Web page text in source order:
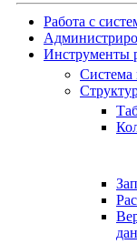
Работа с
Инструменты
Система